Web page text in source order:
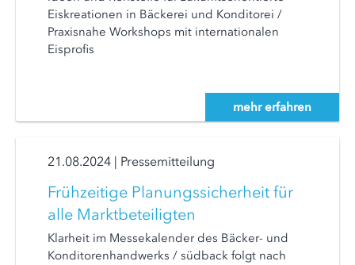
Eiskreationen in Bäckerei und Konditorei /
Praxisnahe Workshops mit internationalen
Eisprofis
mehr erfahren
21.08.2024 | Pressemitteilung
Frühzeitige Planungssicherheit für
alle Marktbeteiligten
Klarheit im Messekalender des Bäcker- und
Konditorenhandwerks / südback folgt nach